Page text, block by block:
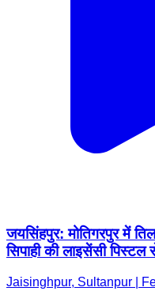
जयसिंहपुर: मोतिगरपुर में
सिपाही की लाइसेंसी
Jaisinghpur, Sultanpur |